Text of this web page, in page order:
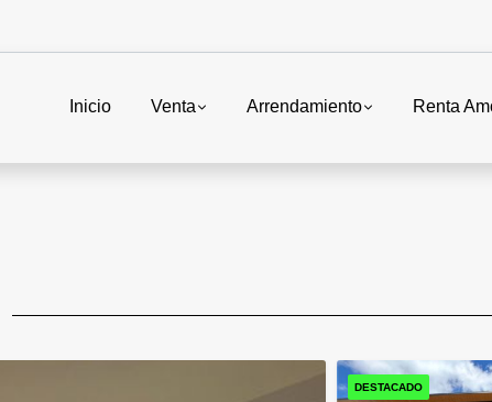
Inicio Venta Arrendamiento Renta
DESTACADO